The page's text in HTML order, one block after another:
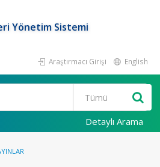
Yönetim Sistemi
Araştırmacı Girişi English
Detaylı Arama